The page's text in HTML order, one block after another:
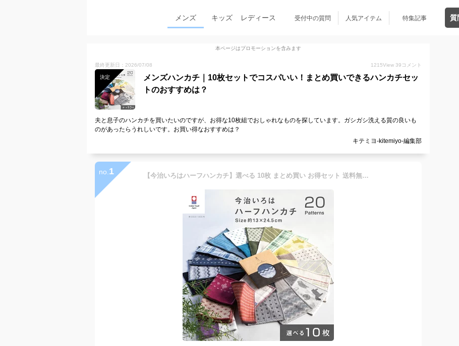
メンズ キッズ レディース 受付中の質問 人気アイテム 特集記事 質
本ページはプロモーションを含みます
最終更新日：2026/07/08 1215View 39 コメント
決定
メンズハンカチ｜10枚セットでコスパいい！まとめ買いできるハンカチセッ
トのおすすめは？
夫と息子のハンカチを買いたいのですが、お得な10枚組でおしゃれなものを探しています。ガシガシ洗える質の良いも
のがあったらうれしいです。お買い得なおすすめは？
キテミヨ-kitemiyo-編集部
no. 1 【今治いろはハーフハンカチ】選べる 10枚 まとめ買い お得セット 送料無料 ハンカチ プチギフト 個包装 退職 お礼 男性 メンズ 今治タオル ハンドタオル タオルハンカチ ブランド 女性 イベント ガーゼ コンパクト 買いまわり 新生活 準備 母の日 父の日 メーカー直送